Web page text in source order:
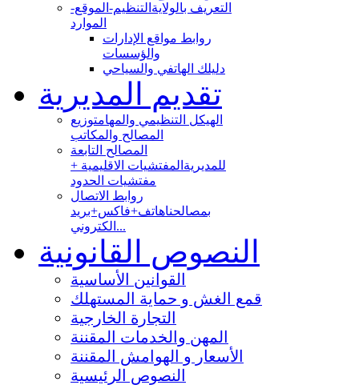
التعريف بالولاية التنظيم-الموقع-
الموارد
روابط مواقع الإدارات
والؤسسات
دليلك الهاتفي والسياحي
تقديم المديرية
الهيكل التنظيمي والمهامتوزيع
المصالح والمكاتب
المصالح التابعة
للمديرية المفتشيات الاقليمية +
مفتشيات الحدود
روابط الاتصال
بمصالحناهاتف+فاكس+بريد
الكتروني...
النصوص القانونية
القوانين الأساسية
قمع الغش و حماية المستهلك
التجارة الخارجية
المهن والخدمات المقننة
الأسعار و الهوامش المقننة
النصوص الرئيسية